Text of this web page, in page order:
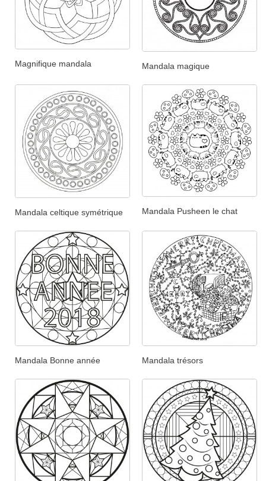
Magnifique mandala Mandala magique
Mandala celtique symétrique Mandala Pusheen le chat
Mandala Bonne année Mandala trésors